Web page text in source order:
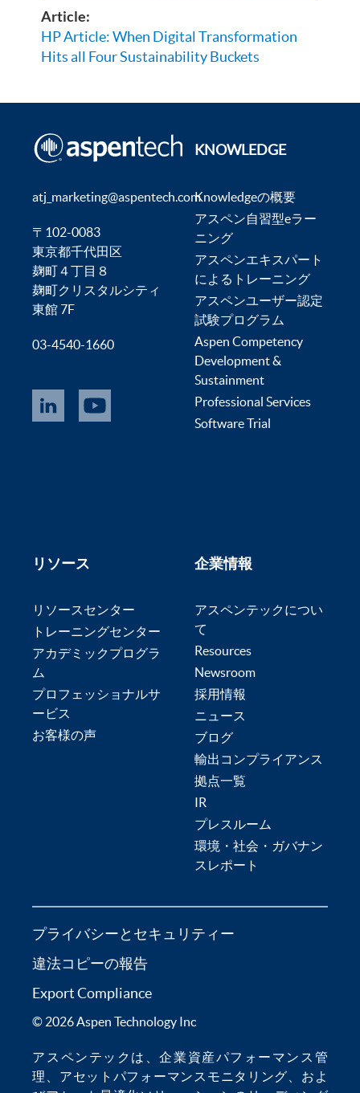
Article:
HP Article: When Digital Transformation
Hits all Four Sustainability Buckets
atj_marketing@aspentech.com
〒102-0083
東京都千代田区
麹町４丁目８
麹町クリスタルシティ
東館 7F
03-4540-1660
KNOWLEDGE
Knowledgeの概要
アスペン自習型eラー
ニング
アスペンエキスパート
によるトレーニング
アスペンユーザー認定
試験プログラム
Aspen Competency
Development &
Sustainment
Professional Services
Software Trial
リソース
リソースセンター
トレーニングセンター
アカデミックプログラ
ム
プロフェッショナルサ
ービス
お客様の声
企業情報
アスペンテックについ
て
Resources
Newsroom
採用情報
ニュース
ブログ
輸出コンプライアンス
拠点一覧
IR
プレスルーム
環境・社会・ガバナン
スレポート
プライバシーとセキュリティー
違法コピーの報告
Export Compliance
© 2026 Aspen Technology Inc
アスペンテックは、企業資産パフォーマンス管
理
アセットパフォーマンスモニタリング 、およ